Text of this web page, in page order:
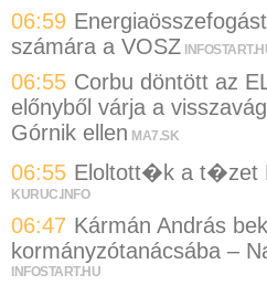
06:59
számára a VOSZ
06:55 Corbu döntött az
előnyből várja a
Górnik ellen MA7.SK
06:55 Eloltott�k a t�zet
KURUC.INFO
06:47 Kármán András
kormányzótanácsába –
INFOSTART.HU